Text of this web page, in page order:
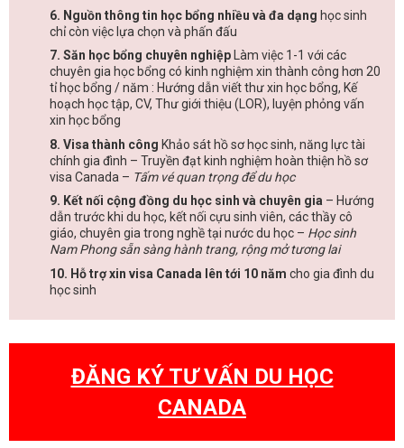
6. Nguồn thông tin học bổng nhiều và đa dạng học sinh
chỉ còn việc lựa chọn và phấn đấu
7. Săn học bổng chuyên nghiệp Làm việc 1-1 với các
chuyên gia học bổng có kinh nghiệm xin thành công hơn 20
tỉ học bổng / năm : Hướng dẫn viết thư xin học bổng, Kế
hoạch học tập, CV, Thư giới thiệu (LOR), luyện phỏng vấn
xin học bổng
8. Visa thành công Khảo sát hồ sơ học sinh, năng lực tài
chính gia đình – Truyền đạt kinh nghiệm hoàn thiện hồ sơ
visa Canada – Tấm vé quan trọng để du học
9. Kết nối cộng đồng du học sinh và chuyên gia – Hướng
dẫn trước khi du học, kết nối cựu sinh viên, các thầy cô
giáo, chuyên gia trong nghề tại nước du học – Học sinh
Nam Phong sẵn sàng hành trang, rộng mở tương lai
10. Hỗ trợ xin visa Canada lên tới 10 năm cho gia đình du
học sinh
ĐĂNG KÝ TƯ VẤN DU HỌC
CANADA